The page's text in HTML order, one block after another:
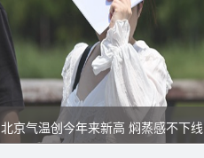
北京气温创今年来新高 焖蒸感不下线